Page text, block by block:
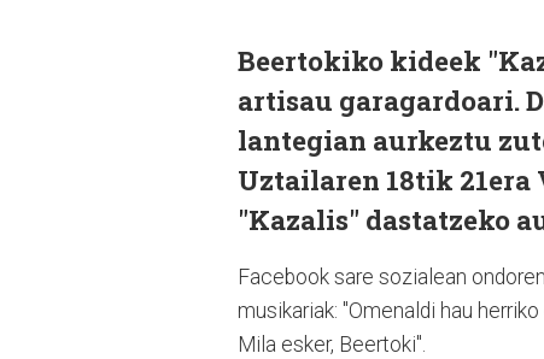
Beertokiko kideek
artisau garagardoari.
lantegian aurkeztu
Uztailaren 18tik 21era
"Kazalis" dastatzeko
Facebook sare sozialean
musikariak: "Omenaldi hau
Mila esker, Beertoki".